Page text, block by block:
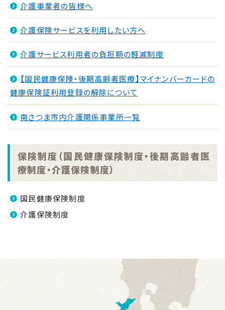
介護事業者の皆様へ
介護保険サービスを利用したい方へ
介護サービス利用者の負担額の軽減制度
【国民健康保険・後期高齢者医療】マイナンバーカードの
健康保険証利用登録の解除について
南さつま市内介護関係事業所一覧
保険制度（国民健康保険制度・後期高齢者医
療制度・介護保険制度）
国民健康保険制度
介護保険制度